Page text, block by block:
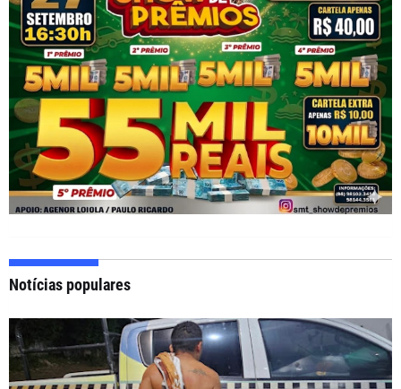
Notícias populares